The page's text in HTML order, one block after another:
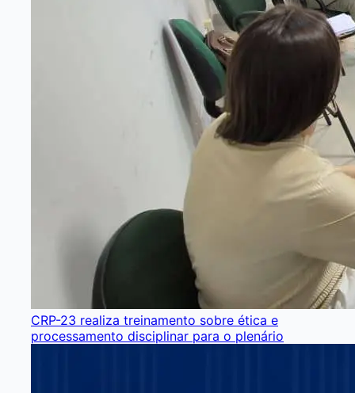
CRP-23 realiza treinamento sobre ética e
processamento disciplinar para o plenário